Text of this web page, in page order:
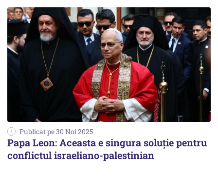
Publicat pe 30 Noi 2025
Papa Leon: Aceasta e singura soluție pentru
conflictul israeliano-palestinian